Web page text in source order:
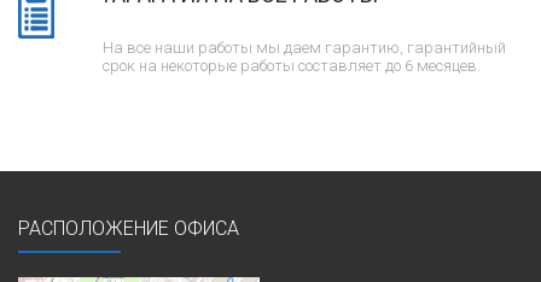
На все наши работы мы даем гарантию, гарантийный
срок на некоторые работы составляет до 6 месяцев.
РАСПОЛОЖЕНИЕ ОФИСА